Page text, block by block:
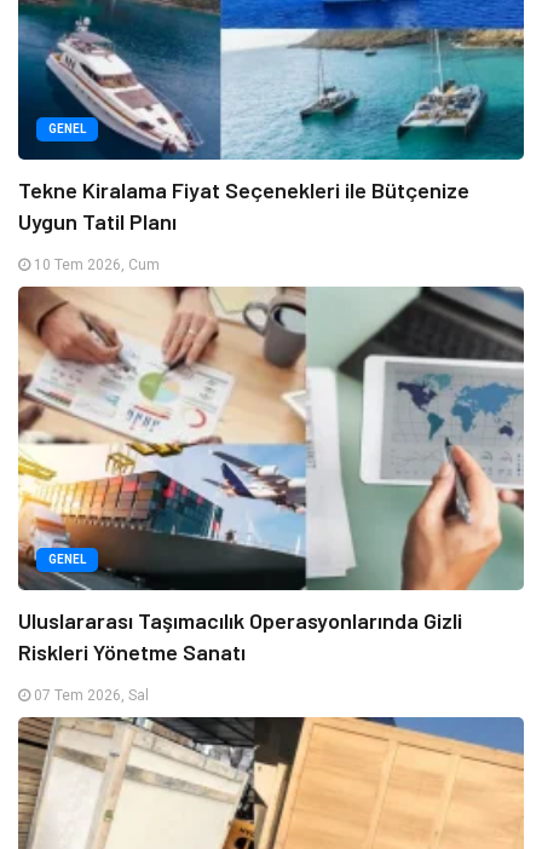
GENEL
Tekne Kiralama Fiyat Seçenekleri ile Bütçenize
Uygun Tatil Planı
10 Tem 2026, Cum
GENEL
Uluslararası Taşımacılık Operasyonlarında Gizli
Riskleri Yönetme Sanatı
07 Tem 2026, Sal